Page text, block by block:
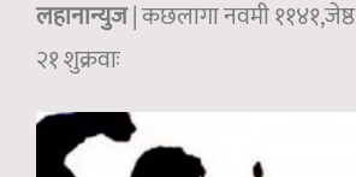
लहानान्युज| कछलागा नवमी ११४१,जेष्ठ
२१ शुक्रवाः